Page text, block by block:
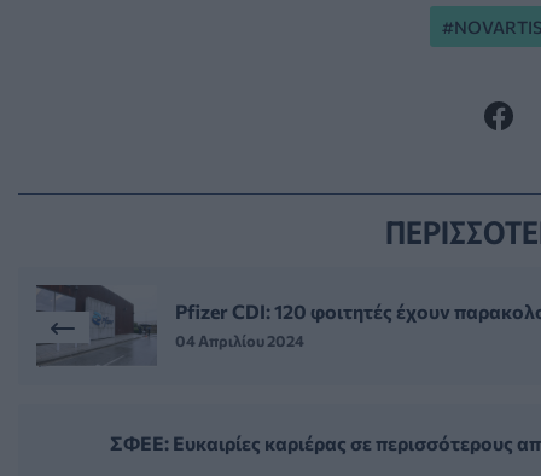
Pfizer CDI: 120 φοιτητές έχουν
04 Απριλίου 2024
ΣΦΕΕ: Ευκαιρίες καριέρας σε περισσότερους